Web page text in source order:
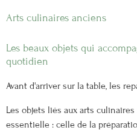
Arts culinaires anciens
Les beaux objets qui
quotidien
Avant d'arriver sur la table, les
Les objets liés aux arts
essentielle : celle de la